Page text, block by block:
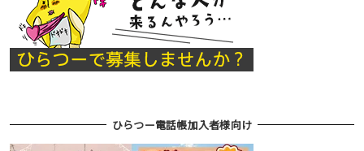
ひらつー電話帳加入者様向け